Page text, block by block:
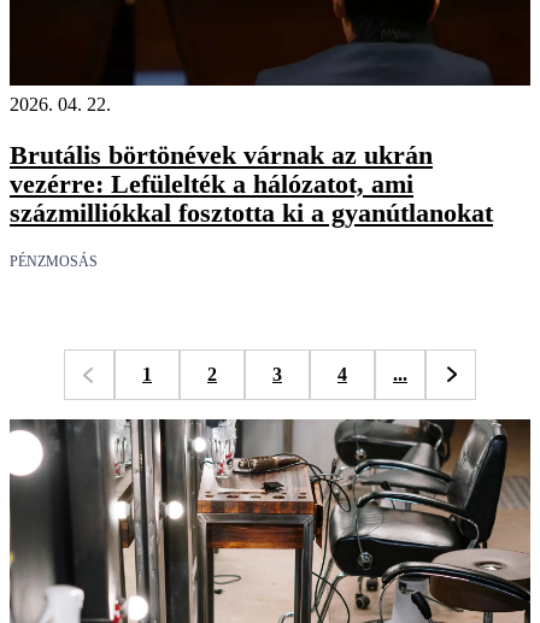
2026. 04. 22.
Brutális börtönévek várnak az ukrán
vezérre: Lefülelték a hálózatot, ami
százmilliókkal fosztotta ki a gyanútlanokat
PÉNZMOSÁS
1 2 3 4 ...